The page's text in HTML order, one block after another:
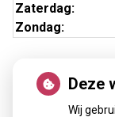
Zaterdag:
Zondag:
Online regelen
Deze
Wij